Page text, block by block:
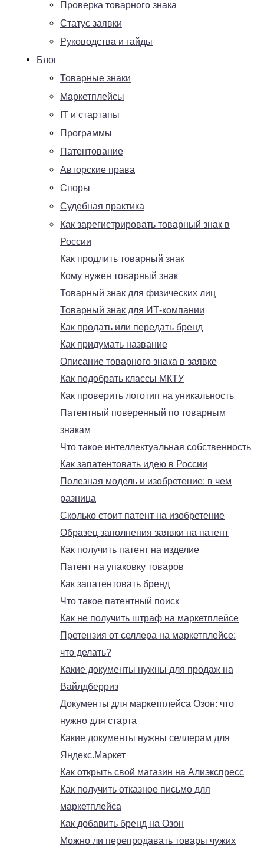
Проверка товарного знака
Статус заявки
Руководства и гайды
Блог
Товарные знаки
Маркетплейсы
IT и стартапы
Программы
Патентование
Авторские права
Споры
Судебная практика
Как зарегистрировать товарный знак в
России
Как продлить товарный знак
Кому нужен товарный знак
Товарный знак для физических лиц
Товарный знак для ИТ-компании
Как продать или передать бренд
Как придумать название
Описание товарного знака в заявке
Как подобрать классы МКТУ
Как проверить логотип на уникальность
Патентный поверенный по товарным
знакам
Что такое интеллектуальная собственность
Как запатентовать идею в России
Полезная модель и изобретение: в чем
разница
Сколько стоит патент на изобретение
Образец заполнения заявки на патент
Как получить патент на изделие
Патент на упаковку товаров
Как запатентовать бренд
Что такое патентный поиск
Как не получить штраф на маркетплейсе
Претензия от селлера на маркетплейсе:
что делать?
Какие документы нужны для продаж на
Вайлдберриз
Документы для маркетплейса Озон: что
нужно для старта
Какие документы нужны селлерам для
Яндекс.Маркет
Как открыть свой магазин на Алиэкспресс
Как получить отказное письмо для
маркетплейса
Как добавить бренд на Озон
Можно ли перепродавать товары чужих